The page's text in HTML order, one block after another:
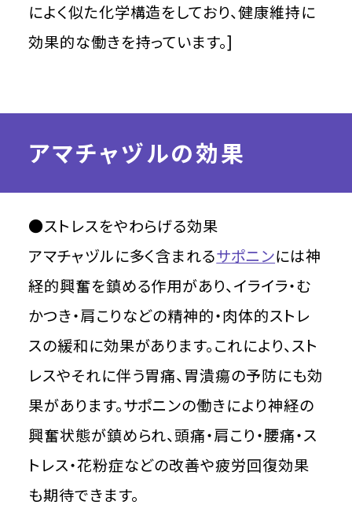
によく似た化学構造をしており、健康維持に
効果的な働きを持っています。]
アマチャヅルの効果
●ストレスをやわらげる効果
アマチャヅルに多く含まれるサポニンには神
経的興奮を鎮める作用があり、イライラ・む
かつき・肩こりなどの精神的・肉体的ストレ
スの緩和に効果があります。これにより、スト
レスやそれに伴う胃痛、胃潰瘍の予防にも効
果があります。サポニンの働きにより神経の
興奮状態が鎮められ、頭痛・肩こり・腰痛・ス
トレス・花粉症などの改善や疲労回復効果
も期待できます。